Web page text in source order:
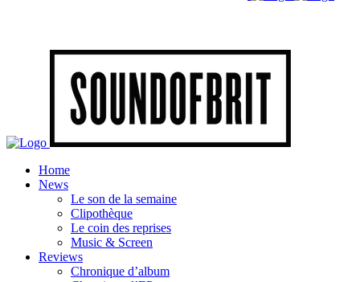
Home
News
Le son de la semaine
Clipothèque
Le coin des reprises
Music & Screen
Reviews
Chronique d’album